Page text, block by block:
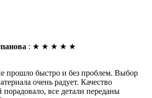
: ★ ★ ★ ★ ★
прошло быстро и без проблем. Выбор
очень радует. Качество
порадовало, все детали переданы